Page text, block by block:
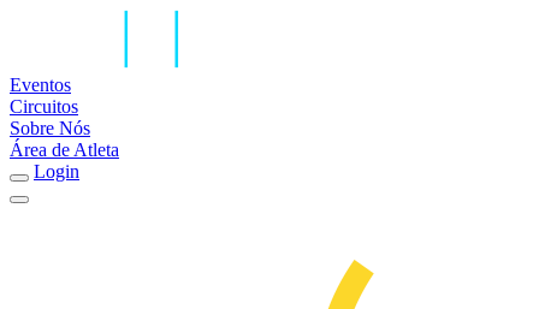
Eventos
Circuitos
Sobre Nós
Área de Atleta
Login